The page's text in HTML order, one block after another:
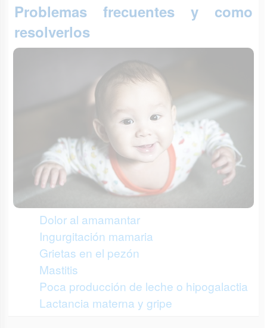
Problemas frecuentes y como
resolverlos
Dolor al amamantar
Ingurgitación mamaria
Grietas en el pezón
Mastitis
Poca producción de leche o hipogalactia
Lactancia materna y gripe